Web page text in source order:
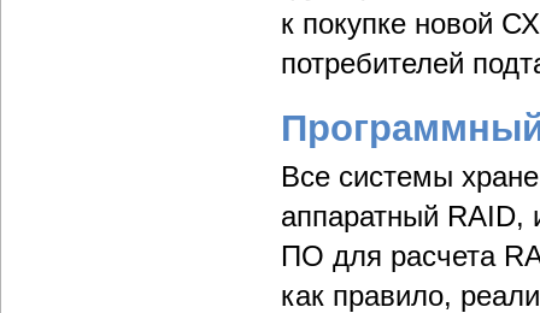
к покупке новой
потребителей
Все системы
аппаратный RAID,
ПО для расчета
как правило,